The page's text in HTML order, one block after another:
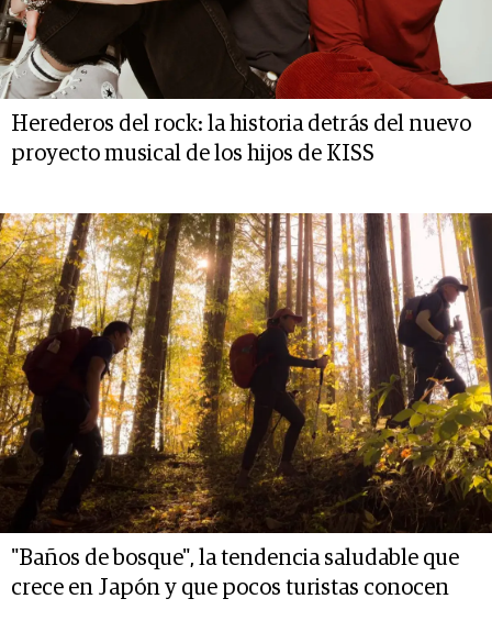
Herederos del rock: la historia detrás del nuevo
proyecto musical de los hijos de KISS
"Baños de bosque", la tendencia saludable que
crece en Japón y que pocos turistas conocen